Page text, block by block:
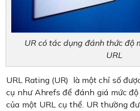
UR có tác dụng đánh thức độ
URL
URL Rating (UR) là một chỉ số
cụ như Ahrefs để đánh giá mức
của một URL cụ thể. UR thường